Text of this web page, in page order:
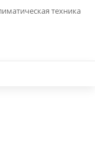
техника